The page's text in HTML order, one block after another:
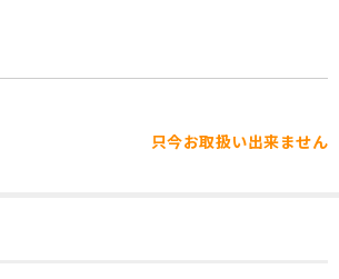
只今お取扱い出来ません